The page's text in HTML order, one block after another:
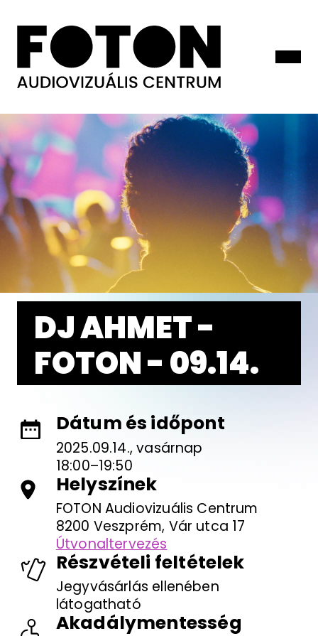
DJ AHMET -
FOTON - 09.14.
Dátum és időpont
2025.09.14., vasárnap
18:00–19:50
Helyszínek
FOTON Audiovizuális Centrum
8200 Veszprém, Vár utca 17
Útvonaltervezés
Részvételi feltételek
Jegyvásárlás ellenében
látogatható
Akadálymentesség